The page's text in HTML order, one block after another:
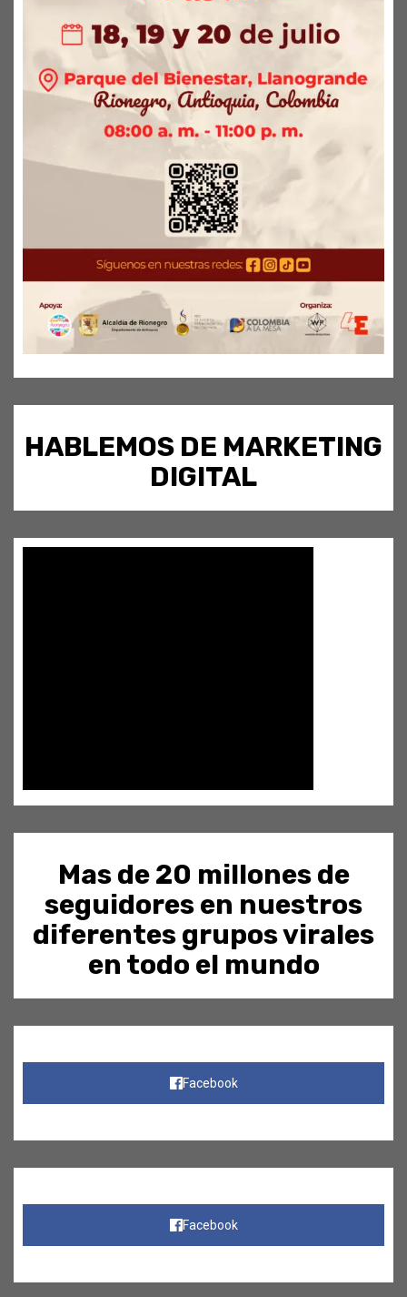
HABLEMOS DE MARKETING
DIGITAL
Mas de 20 millones de
seguidores en nuestros
diferentes grupos virales
en todo el mundo
Facebook
Facebook